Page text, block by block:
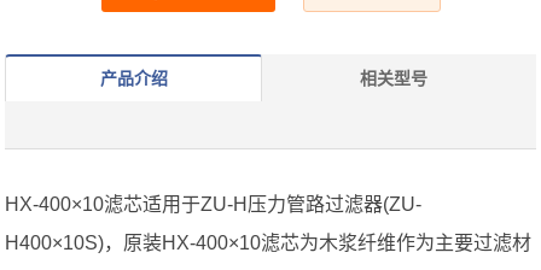
产品介绍 相关型号
HX-400×10滤芯适用于ZU-H压力管路过滤器(ZU-
H400×10S)，原装HX-400×10滤芯为木浆纤维作为主要过滤材